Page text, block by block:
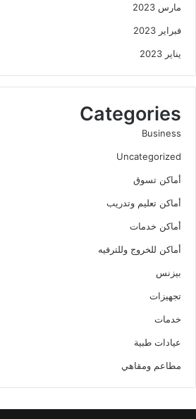
مارس 2023
فبراير 2023
يناير 2023
Categories
Business
Uncategorized
أماكن تسوق
أماكن تعليم وتدريب
أماكن خدمات
أماكن للخروج وللترفيه
بيزنس
تجهيزات
خدمات
عيادات طبية
مطاعم ومقاهي